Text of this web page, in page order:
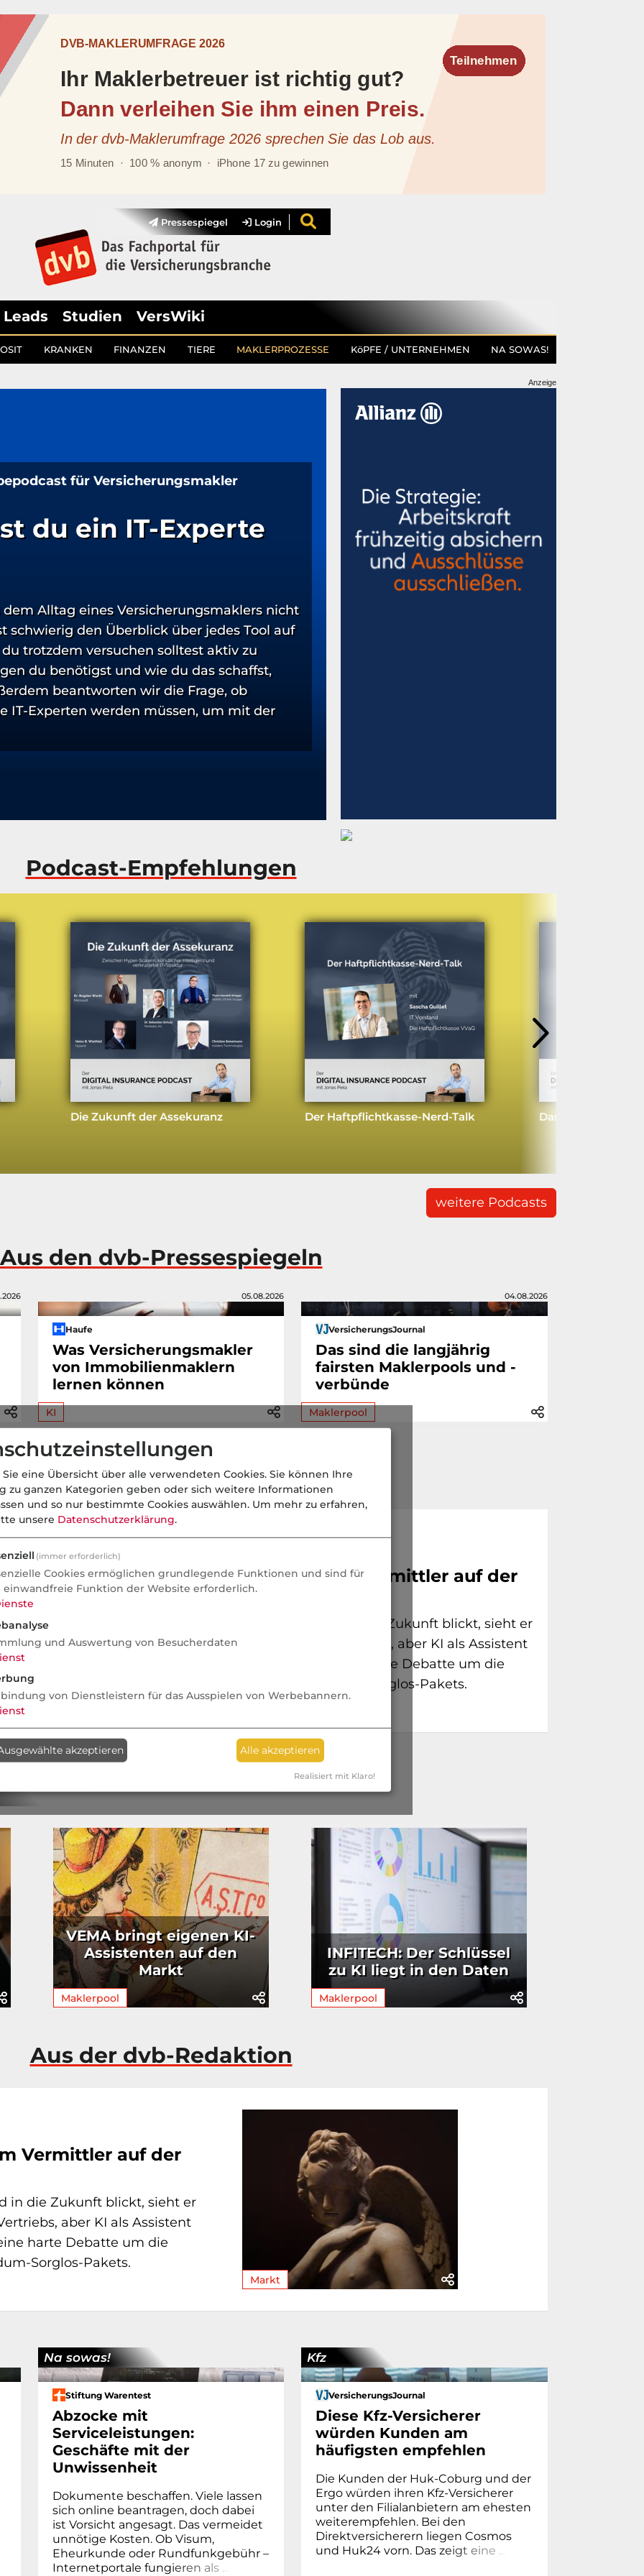
Pressespiegel Login
Leads Studien VersWiki
KRANKEN FINANZEN TIERE MAKLERPROZESSE KöPFE / UNTERNEHMEN NA SOWAS!
für Versicherungsmakler
du ein IT-Experte
Alltag eines Versicherungsmaklers nicht
schwierig den Überblick über jedes Tool auf
trotzdem versuchen solltest aktiv zu
du benötigst und wie du das schaffst,
beantworten wir die Frage, ob
IT-Experten werden müssen, um mit der
Anzeige
Podcast-Empfehlungen
Die Zukunft der Assekuranz Der Haftpflichtkasse-Nerd-Talk Das neue
weitere Podcasts
Aus den dvb-Pressespiegeln
05.08.2026
Haufe
Was Versicherungsmakler
von Immobilienmaklern
lernen können
KI
04.08.2026
VersicherungsJournal
Das sind die langjährig
fairsten Maklerpools und -
verbünde
Maklerpool
Aktuell im Gespräch
KI sitzt bald jedem Vermittler auf der
Schulter
Wenn ein Ergo-Vorstand in die Zukunft blickt, sieht er
keinen Untergang des Vertriebs, aber KI als Assistent
auf der Schulter sowie eine harte Debatte um die
Bezahlbarkeit des Rundum-Sorglos-Pakets.
VEMA bringt eigenen KI-
Assistenten auf den
Markt
Maklerpool
INFITECH: Der Schlüssel
zu KI liegt in den Daten
Maklerpool
Aus der dvb-Redaktion
Markt
Vermittler auf der
in die Zukunft blickt, sieht er
aber KI als Assistent
harte Debatte um die
Sorglos-Pakets.
Na sowas!
Stiftung Warentest
Abzocke mit
Serviceleistungen:
Geschäfte mit der
Unwissenheit
Dokumente beschaffen. Viele lassen
sich online beantragen, doch dabei
ist Vorsicht angesagt. Das vermeidet
unnötige Kosten. Ob Visum,
Eheur­kunde oder Rund­funk­gebühr –
Internetportale fungieren als ..
Kfz
VersicherungsJournal
Diese Kfz-Versicherer
würden Kunden am
häufigsten empfehlen
Die Kunden der Huk-Coburg und der
Ergo würden ihren Kfz-Versicherer
unter den Filialanbietern am ehesten
weiterempfehlen. Bei den
Direktversicherern liegen Cosmos
und Huk24 vorn. Das zeigt eine ..
eine Übersicht über alle verwendeten Cookies. Sie können Ihre
zu ganzen Kategorien geben oder sich weitere Informationen
und so nur bestimmte Cookies auswählen. Um mehr zu erfahren,
unsere Datenschutzerklärung.
(immer erforderlich)
Cookies ermöglichen grundlegende Funktionen und sind für
einwandfreie Funktion der Website erforderlich.
und Auswertung von Besucherdaten
von Dienstleistern für das Ausspielen von Werbebannern.
akzeptieren Alle akzeptieren
Realisiert mit Klaro!